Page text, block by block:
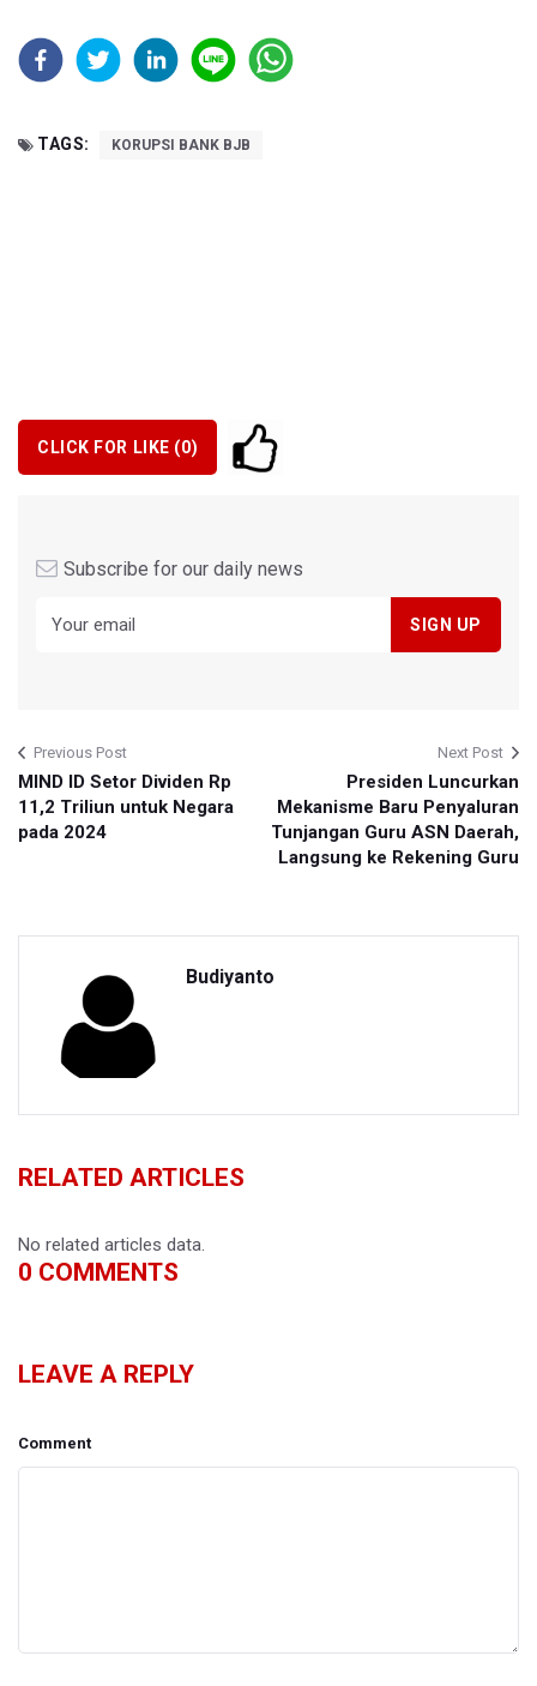
TAGS: KORUPSI BANK BJB
CLICK FOR LIKE (0)
Subscribe for our daily news
Previous Post
MIND ID Setor Dividen Rp
11,2 Triliun untuk Negara
pada 2024
Next Post
Presiden Luncurkan
Mekanisme Baru Penyaluran
Tunjangan Guru ASN Daerah,
Langsung ke Rekening Guru
Budiyanto
RELATED ARTICLES
No related articles data.
0 COMMENTS
LEAVE A REPLY
Comment